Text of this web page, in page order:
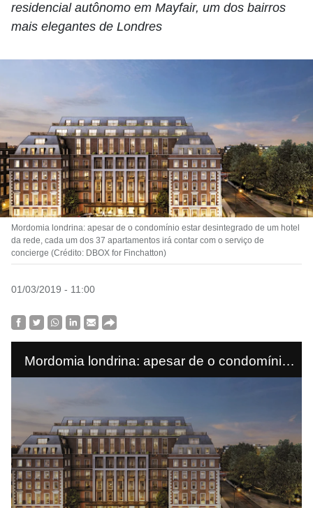
residencial autônomo em Mayfair, um dos bairros
mais elegantes de Londres
Mordomia londrina: apesar de o condomínio estar desintegrado de um hotel
da rede, cada um dos 37 apartamentos irá contar com o serviço de
concierge (Crédito: DBOX for Finchatton)
01/03/2019 - 11:00
Mordomia londrina: apesar de o condomínio
um dos 37 apartamentos irá contar com o
serviço de concierge